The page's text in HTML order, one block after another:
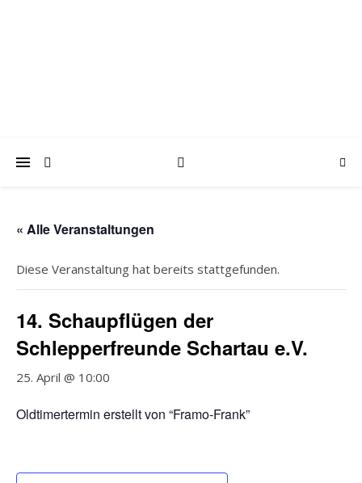
« Alle Veranstaltungen
Diese Veranstaltung hat bereits stattgefunden.
14. Schaupflügen der
Schlepperfreunde Schartau e.V.
25. April @ 10:00
Oldtimertermin erstellt von “Framo-Frank”